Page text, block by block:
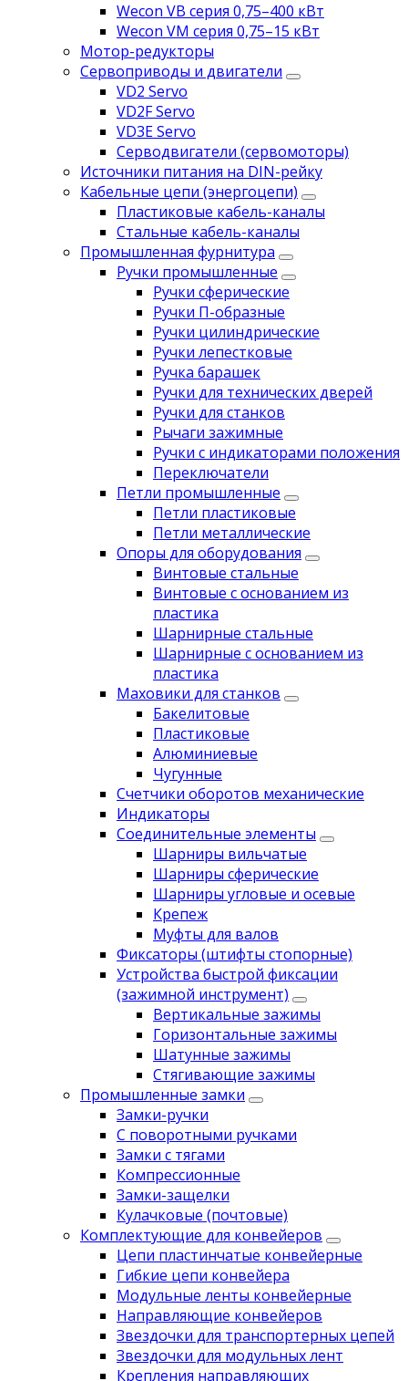
Wecon VB серия 0,75–400 кВт
Wecon VM серия 0,75–15 кВт
Мотор-редукторы
Сервоприводы и двигатели
VD2 Servo
VD2F Servo
VD3E Servo
Серводвигатели (сервомоторы)
Источники питания на DIN-рейку
Кабельные цепи (энергоцепи)
Пластиковые кабель-каналы
Стальные кабель-каналы
Промышленная фурнитура
Ручки промышленные
Ручки сферические
Ручки П-образные
Ручки цилиндрические
Ручки лепестковые
Ручка барашек
Ручки для технических дверей
Ручки для станков
Рычаги зажимные
Ручки с индикаторами положения
Переключатели
Петли промышленные
Петли пластиковые
Петли металлические
Опоры для оборудования
Винтовые стальные
Винтовые с основанием из
пластика
Шарнирные стальные
Шарнирные с основанием из
пластика
Маховики для станков
Бакелитовые
Пластиковые
Алюминиевые
Чугунные
Счетчики оборотов механические
Индикаторы
Соединительные элементы
Шарниры вильчатые
Шарниры сферические
Шарниры угловые и осевые
Крепеж
Муфты для валов
Фиксаторы (штифты стопорные)
Устройства быстрой фиксации
(зажимной инструмент)
Вертикальные зажимы
Горизонтальные зажимы
Шатунные зажимы
Стягивающие зажимы
Промышленные замки
Замки-ручки
С поворотными ручками
Замки с тягами
Компрессионные
Замки-защелки
Кулачковые (почтовые)
Комплектующие для конвейеров
Цепи пластинчатые конвейерные
Гибкие цепи конвейера
Модульные ленты конвейерные
Направляющие конвейеров
Звездочки для транспортерных цепей
Звездочки для модульных лент
Крепления направляющих